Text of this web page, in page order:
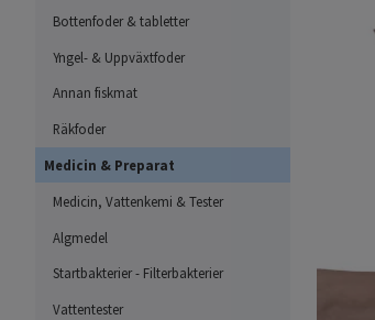
Bottenfoder & tabletter
Yngel- & Uppväxtfoder
Annan fiskmat
Räkfoder
Medicin & Preparat
Medicin, Vattenkemi & Tester
Algmedel
Startbakterier - Filterbakterier
Vattentester